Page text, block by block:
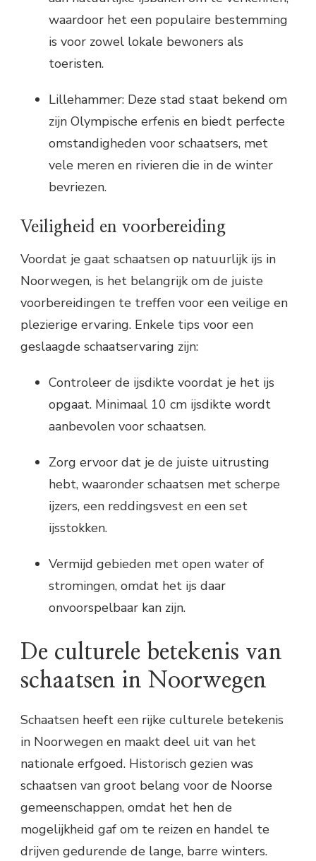
waardoor het een populaire bestemming
is voor zowel lokale bewoners als
toeristen.
Lillehammer: Deze stad staat bekend om
zijn Olympische erfenis en biedt perfecte
omstandigheden voor schaatsers, met
vele meren en rivieren die in de winter
bevriezen.
Veiligheid en voorbereiding
Voordat je gaat schaatsen op natuurlijk ijs in
Noorwegen, is het belangrijk om de juiste
voorbereidingen te treffen voor een veilige en
plezierige ervaring. Enkele tips voor een
geslaagde schaatservaring zijn:
Controleer de ijsdikte voordat je het ijs
opgaat. Minimaal 10 cm ijsdikte wordt
aanbevolen voor schaatsen.
Zorg ervoor dat je de juiste uitrusting
hebt, waaronder schaatsen met scherpe
ijzers, een reddingsvest en een set
ijsstokken.
Vermijd gebieden met open water of
stromingen, omdat het ijs daar
onvoorspelbaar kan zijn.
De culturele betekenis van
schaatsen in Noorwegen
Schaatsen heeft een rijke culturele betekenis
in Noorwegen en maakt deel uit van het
nationale erfgoed. Historisch gezien was
schaatsen van groot belang voor de Noorse
gemeenschappen, omdat het hen de
mogelijkheid gaf om te reizen en handel te
drijven gedurende de lange, barre winters.